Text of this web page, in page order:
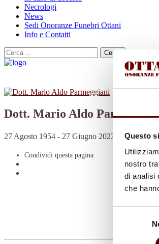
Questo
nostro
di analisi
che
Necrologi
News
Sedi Onoranze Funebri Ottani
Info e Contatti
Cerca
per:
Dott. Mario Aldo
27 Agosto 1954 - 27 Giugno 2023
Condividi questa pagina